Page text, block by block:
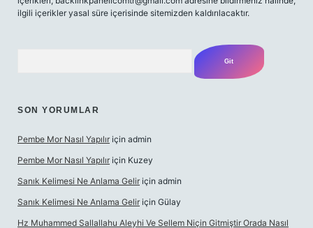
ilgili içerikler yasal süre içerisinde sitemizden kaldırılacaktır.
SON YORUMLAR
Pembe Mor Nasıl Yapılır için admin
Pembe Mor Nasıl Yapılır için Kuzey
Sanık Kelimesi Ne Anlama Gelir için admin
Sanık Kelimesi Ne Anlama Gelir için Gülay
Hz Muhammed Sallallahu Aleyhi Ve Sellem Niçin Gitmiştir Orada Nasıl